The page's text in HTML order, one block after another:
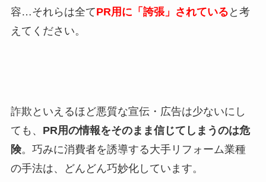
容…それらは全てPR用に「誇張」されている と考
えてください。
詐欺といえるほど悪質な宣伝・広告は少ないにし
ても、 PR用の情報をそのまま信じてしまうのは危
険。巧みに消費者を誘導する大手リフォーム業種
の手法は、どんどん巧妙化しています。